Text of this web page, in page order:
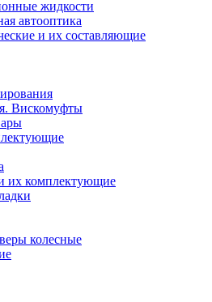
жидкости
автооптика
и их составляющие
Вискомуфты
их комплектующие
колесные